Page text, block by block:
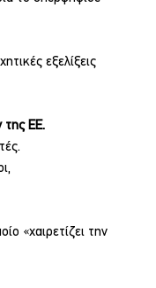
εξελίξεις
της ΕΕ.
«χαιρετίζει την